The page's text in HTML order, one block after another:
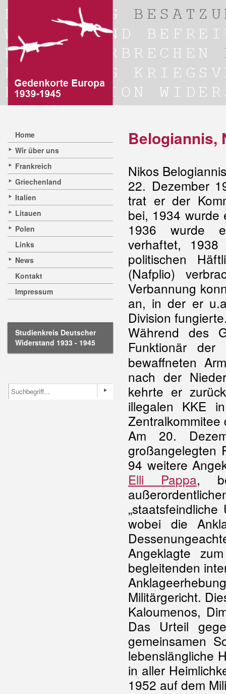
Home
Wir über uns
Frankreich
Griechenland
Italien
Litauen
Polen
Links
News
Kontakt
Impressum
Studienkreis Deutscher
Widerstand 1933 - 1945
Belogiannis,
Nikos
22. Dezember
trat er der
bei, 1934 wurde
1936 wurde
verhaftet,
politischen
(Nafplio)
Verbannung
an, in der er
Division
Während des
Funktionär der
bewaffneten
nach der
kehrte er
illegalen KKE
Am 20.
großangelegten
94 weitere
Elli Pappa,
wobei die
Angeklagte
begleitenden
Militärgericht.
Kaloumenos,
Das Urteil
gemeinsamen
lebenslängliche
in aller
1952 auf dem